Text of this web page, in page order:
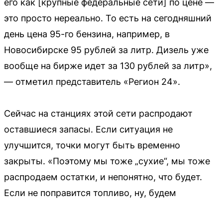
его как [крупные федеральные сети] по цене —
это просто нереально. То есть на сегодняшний
день цена 95-го бензина, например, в
Новосибирске 95 рублей за литр. Дизель уже
вообще на бирже идет за 130 рублей за литр»,
— отметил представитель «Регион 24».
Сейчас на станциях этой сети распродают
оставшиеся запасы. Если ситуация не
улучшится, точки могут быть временно
закрыты. «Поэтому мы тоже „сухие“, мы тоже
распродаем остатки, и непонятно, что будет.
Если не поправится топливо, ну, будем